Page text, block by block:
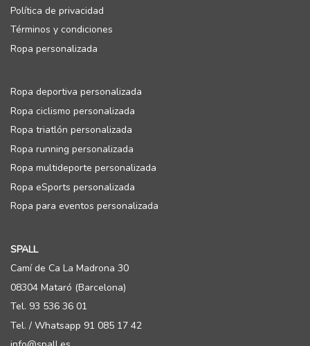
Política de privacidad
Términos y condiciones
Ropa personalizada
Ropa deportiva personalizada
Ropa ciclismo personalizada
Ropa triatlón personalizada
Ropa running personalizada
Ropa multideporte personalizada
Ropa eSports personalizada
Ropa para eventos personalizada
SPALL
Camí de Ca La Madrona 30
08304 Mataró (Barcelona)
Tel. 93 536 36 01
Tel. / Whatsapp 91 085 17 42